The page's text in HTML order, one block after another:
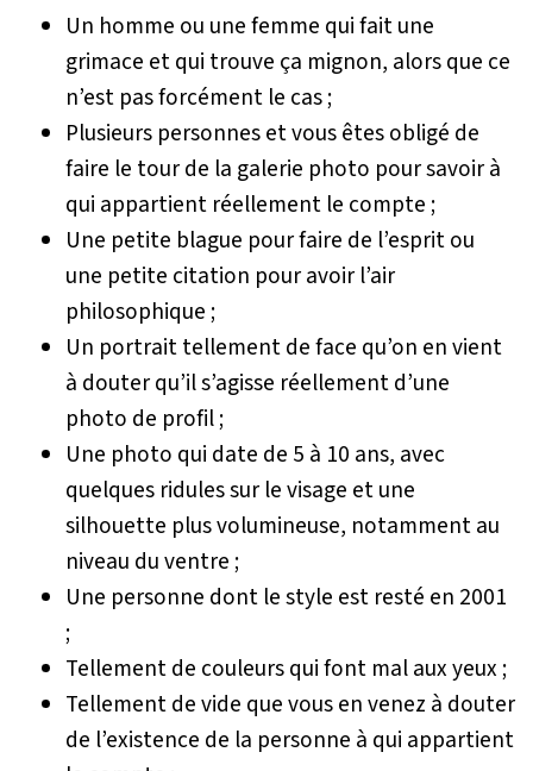
Un homme ou une femme qui fait une
grimace et qui trouve ça mignon, alors que ce
n’est pas forcément le cas ;
Plusieurs personnes et vous êtes obligé de
faire le tour de la galerie photo pour savoir à
qui appartient réellement le compte ;
Une petite blague pour faire de l’esprit ou
une petite citation pour avoir l’air
philosophique ;
Un portrait tellement de face qu’on en vient
à douter qu’il s’agisse réellement d’une
photo de profil ;
Une photo qui date de 5 à 10 ans, avec
quelques ridules sur le visage et une
silhouette plus volumineuse, notamment au
niveau du ventre ;
Une personne dont le style est resté en 2001
;
Tellement de couleurs qui font mal aux yeux ;
Tellement de vide que vous en venez à douter
de l’existence de la personne à qui appartient